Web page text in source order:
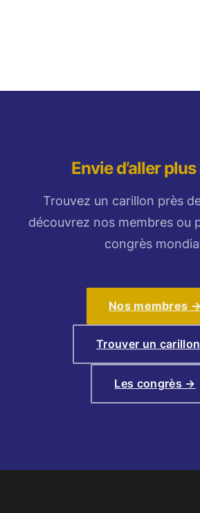
Envie d’aller
Trouvez un carillon près
découvrez nos membres ou
congrès
Nos membres →
Trouver un
Les congrès →